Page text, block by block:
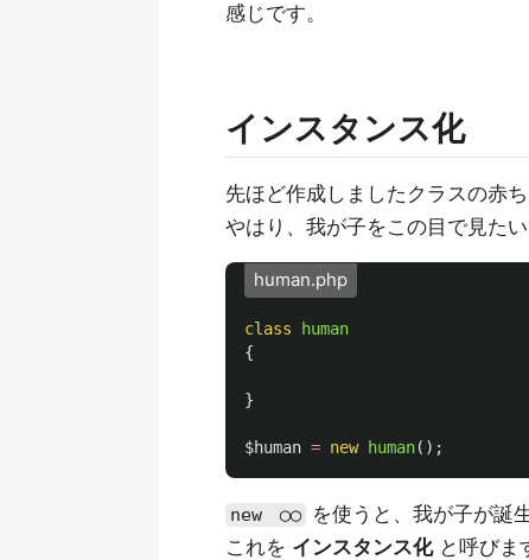
感じです。
インスタンス化
先ほど作成しましたクラスの赤
やはり、我が子をこの目で見たい
human.php
class
human
{
}
$human = new human();
new ◯◯
を使うと、我が子が誕
これを インスタンス化と呼びま